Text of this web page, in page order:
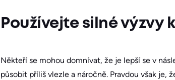
Používejte silné výzvy
Někteří se mohou domnívat, že je lepší se v
působit příliš vlezle a náročně. Pravdou však je,